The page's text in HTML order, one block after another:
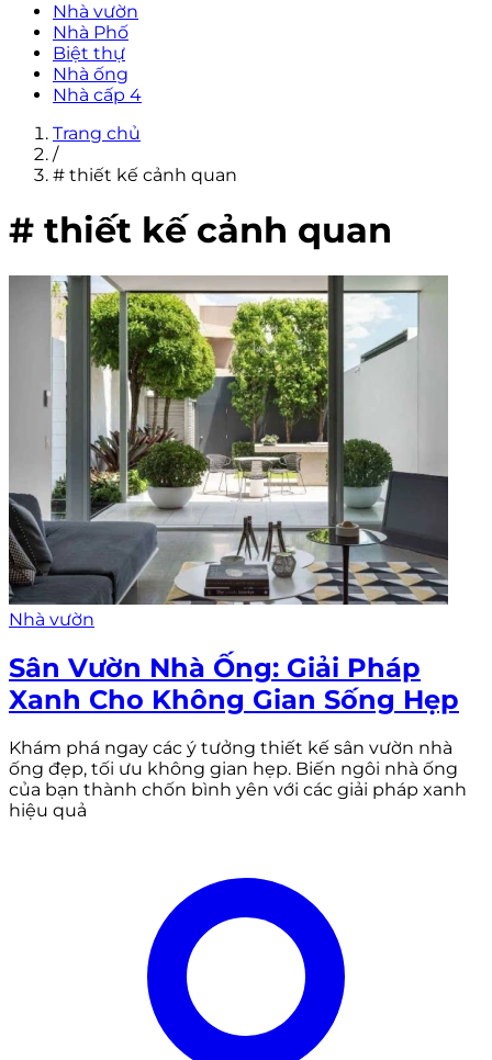
Nhà vườn
Nhà Phố
Biệt thự
Nhà ống
Nhà cấp 4
Trang chủ
/
# thiết kế cảnh quan
# thiết kế cảnh quan
Nhà vườn
Sân Vườn Nhà Ống: Giải Pháp
Xanh Cho Không Gian Sống Hẹp
Khám phá ngay các ý tưởng thiết kế sân vườn nhà
ống đẹp, tối ưu không gian hẹp. Biến ngôi nhà ống
của bạn thành chốn bình yên với các giải pháp xanh
hiệu quả